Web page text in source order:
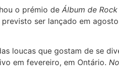
o prémio de Álbum de
ser lançado em
loucas que gostam de se
em fevereiro, em Ontário.